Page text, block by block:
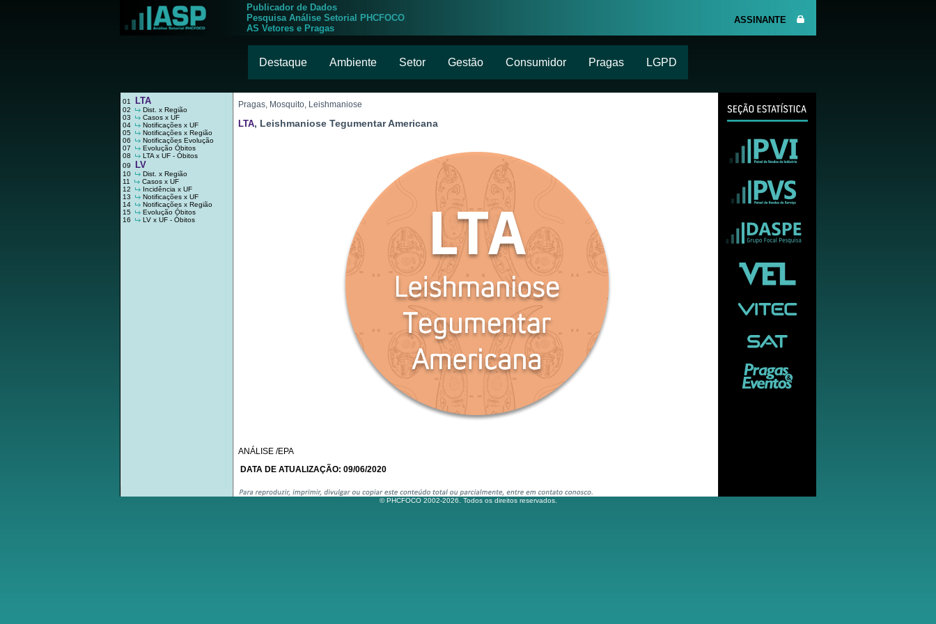
Publicador de Dados
Pesquisa Análise Setorial PHCFOCO
AS Vetores e Pragas
ASSINANTE
Destaque Ambiente Setor Gestão Consumidor Pragas LGPD
01 LTA
02
Dist. x Região
03
Casos x UF
04
Notificações x UF
05
Notificações x Região
06
Notificações Evolução
07
Evolução Óbitos
08
LTA x UF - Óbitos
09
LV
10
Dist. x Região
11
Casos x UF
12
Incidência x UF
13
Notificações x UF
14
Notificações x Região
15
Evolução Óbitos
16
LV x UF - Óbitos
Pragas, Mosquito, Leishmaniose
LTA, Leishmaniose Tegumentar Americana
ANÁLISE /EPA
DATA DE ATUALIZAÇÃO: 09/06/2020
© PHCFOCO 2002-2026. Todos os direitos reservados.